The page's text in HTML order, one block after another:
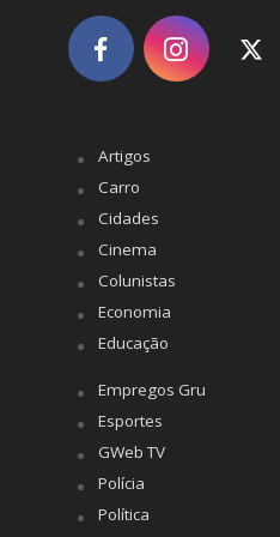
Artigos
Carro
Cidades
Cinema
Colunistas
Economia
Educação
Empregos Gru
Esportes
GWeb TV
Polícia
Política